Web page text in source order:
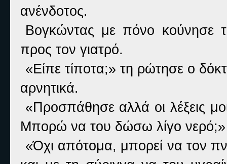
ανένδοτος.
Βογκώντας με πόνο κούνησε
προς τον γιατρό.
«Είπε τίποτα;» τη ρώτησε ο
αρνητικά.
«Προσπάθησε αλλά οι λέξεις
Μπορώ να του δώσω λίγο νερό;»
«Όχι απότομα, μπορεί να τον